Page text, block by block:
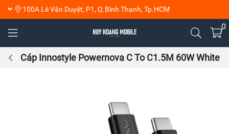
100A Lê Văn Duyệt, P1, Q.Bình Thạnh, Tp.HCM
0
Cáp Innostyle Powernova C To C1.5M 60W White